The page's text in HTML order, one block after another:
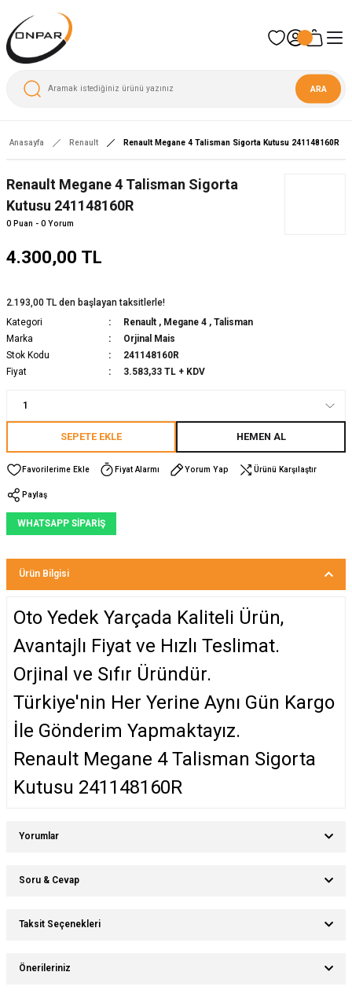
ARA
Anasayfa Renault Renault Megane 4 Talisman Sigorta Kutusu 241148160R
Renault Megane 4 Talisman Sigorta
Kutusu 241148160R
0 Puan - 0 Yorum
4.300,00 TL
2.193,00 TL den başlayan taksitlerle!
Kategori
Renault , Megane 4 , Talisman
Marka
Orjinal Mais
Stok Kodu
241148160R
Fiyat
3.583,33 TL + KDV
SEPETE EKLE HEMEN AL
Fiyat Alarmı Yorum Yap Ürünü Karşılaştır
Paylaş
WHATSAPP SİPARİŞ
Ürün Bilgisi
Oto Yedek Yarçada Kaliteli Ürün,
Avantajlı Fiyat ve Hızlı Teslimat.
Orjinal ve Sıfır Üründür.
Türkiye'nin Her Yerine Aynı Gün Kargo
İle Gönderim Yapmaktayız.
Renault Megane 4 Talisman Sigorta
Kutusu 241148160R
Yorumlar
Soru & Cevap
Taksit Seçenekleri
Önerileriniz